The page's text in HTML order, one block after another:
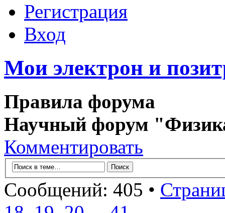
Регистрация
Вход
Мои электрон и
Правила форума
Научный форум
Комментировать
Сообщений: 405 •